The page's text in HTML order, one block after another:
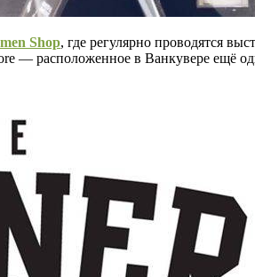
Shop, где регулярно проводятся
— расположенное в Ванкувере ещё